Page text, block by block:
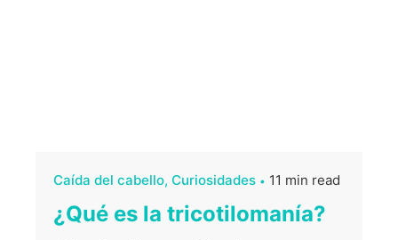
Caída del cabello Curiosidades 11 min read
¿Qué es la tricotilomanía?